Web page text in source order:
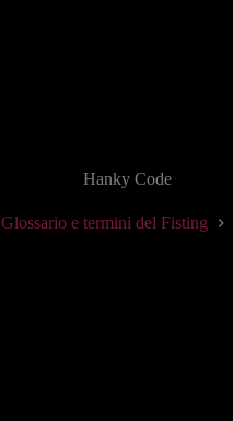
Hanky Code
Glossario e termini del Fisting